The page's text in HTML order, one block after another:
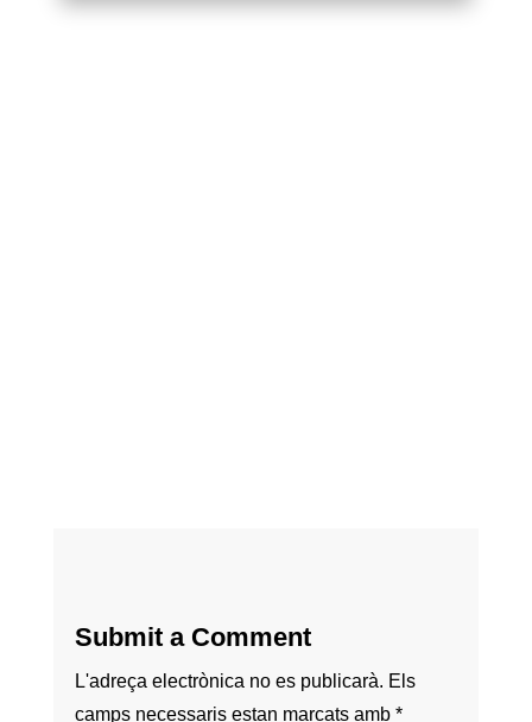
Submit a Comment
L'adreça electrònica no es publicarà. Els
camps necessaris estan marcats amb *